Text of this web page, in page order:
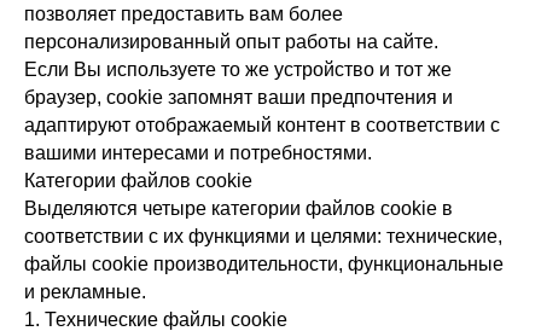
позволяет предоставить вам более
персонализированный опыт работы на сайте.
Если Вы используете то же устройство и тот же
браузер, cookie запомнят ваши предпочтения и
адаптируют отображаемый контент в соответствии с
вашими интересами и потребностями.
Категории файлов cookie
Выделяются четыре категории файлов cookie в
соответствии с их функциями и целями: технические,
файлы cookie производительности, функциональные
и рекламные.
1. Технические файлы cookie